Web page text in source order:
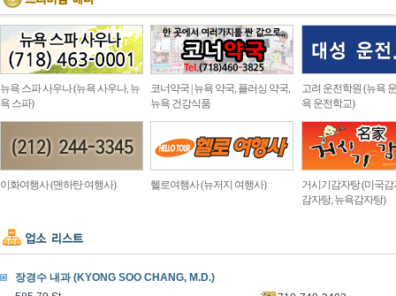
뉴욕 스파 사우나 (뉴욕 사우나, 뉴
욕 스파)
코너약국 | 뉴욕 약국, 플러싱 약국,
뉴욕 건강식품
고려 운전학원 (뉴욕
욕 운전학교)
이화여행사 (맨하탄 여행사) 헬로여행사 (뉴저지 여행사)
거시기감자탕 (미국감
감자탕, 뉴욕감자탕)
장경수 내과 (KYONG SOO CHANG, M.D.)